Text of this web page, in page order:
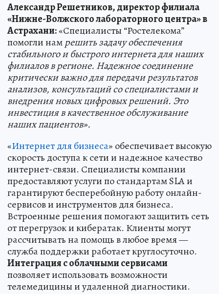
Александр Решетников, директор филиала
«Нижне-Волжского лабораторного центра» в
Астрахани:«Специалисты “Ростелекома”
помогли намрешить задачу обеспечения
стабильного и быстрого интернета для наших
филиалов в регионе. Надежное соединение
критически важно для передачи результатов
анализов, консультаций со специалистами и
внедрения новых цифровых решений. Это
инвестиция в качественное обслуживание
наших пациентов».
«Интернет для бизнеса» обеспечивает высокую
скорость доступа к сети и надежное качество
интернет-связи. Специалисты компании
предоставляют услуги по стандартам SLA и
гарантируют бесперебойную работу онлайн-
сервисов и инструментов для бизнеса.
Встроенные решения помогают защитить сеть
от перегрузок и кибератак. Клиенты могут
рассчитывать на помощь в любое время —
служба поддержки работает круглосуточно.
Интеграция с облачными сервисами
позволяет использовать возможности
телемедицины и удаленной диагностики.